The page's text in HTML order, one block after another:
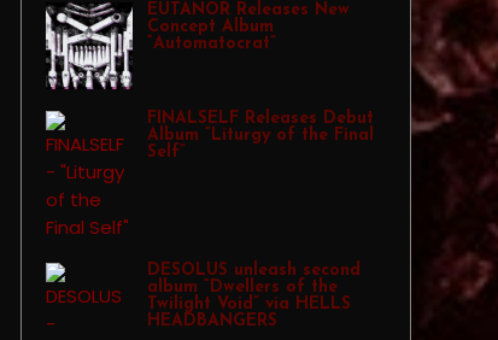
EUTANOR Releases New
Concept Album
“Automatocrat”
FINALSELF Releases Debut
Album “Liturgy of the Final
Self”
DESOLUS unleash second
album “Dwellers of the
Twilight Void” via HELLS
HEADBANGERS